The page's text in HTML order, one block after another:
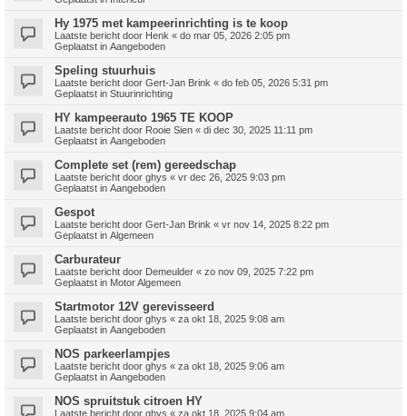
Hy 1975 met kampeerinrichting is te koop
Laatste bericht door Henk « do mar 05, 2026 2:05 pm
Geplaatst in Aangeboden
Speling stuurhuis
Laatste bericht door Gert-Jan Brink « do feb 05, 2026 5:31 pm
Geplaatst in Stuurinrichting
HY kampeerauto 1965 TE KOOP
Laatste bericht door Rooie Sien « di dec 30, 2025 11:11 pm
Geplaatst in Aangeboden
Complete set (rem) gereedschap
Laatste bericht door ghys « vr dec 26, 2025 9:03 pm
Geplaatst in Aangeboden
Gespot
Laatste bericht door Gert-Jan Brink « vr nov 14, 2025 8:22 pm
Geplaatst in Algemeen
Carburateur
Laatste bericht door Demeulder « zo nov 09, 2025 7:22 pm
Geplaatst in Motor Algemeen
Startmotor 12V gerevisseerd
Laatste bericht door ghys « za okt 18, 2025 9:08 am
Geplaatst in Aangeboden
NOS parkeerlampjes
Laatste bericht door ghys « za okt 18, 2025 9:06 am
Geplaatst in Aangeboden
NOS spruitstuk citroen HY
Laatste bericht door ghys « za okt 18, 2025 9:04 am